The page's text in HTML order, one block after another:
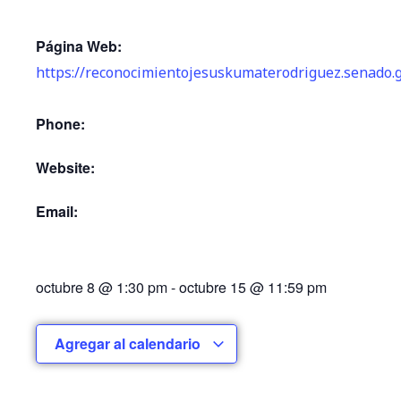
Página Web:
https://
Phone:
Website:
Email:
octubre 8 @ 1:30 pm-octubre 15@ 11:59 pm
Agregar al calendario